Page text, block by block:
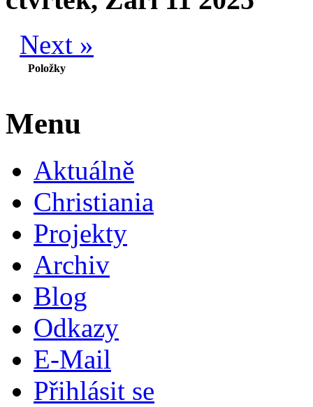
Next »
Položky
Menu
Aktuálně
Christiania
Projekty
Archiv
Blog
Odkazy
E-Mail
Přihlásit se